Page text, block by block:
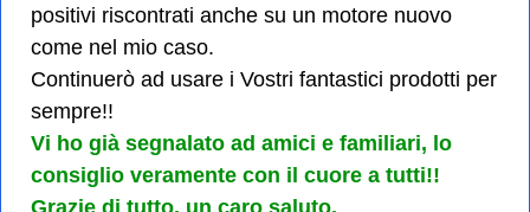
positivi riscontrati anche su un motore nuovo
come nel mio caso.
Continuerò ad usare i Vostri fantastici prodotti per
sempre!!
Vi ho già segnalato ad amici e familiari, lo
consiglio veramente con il cuore a tutti!!
Grazie di tutto, un caro saluto.